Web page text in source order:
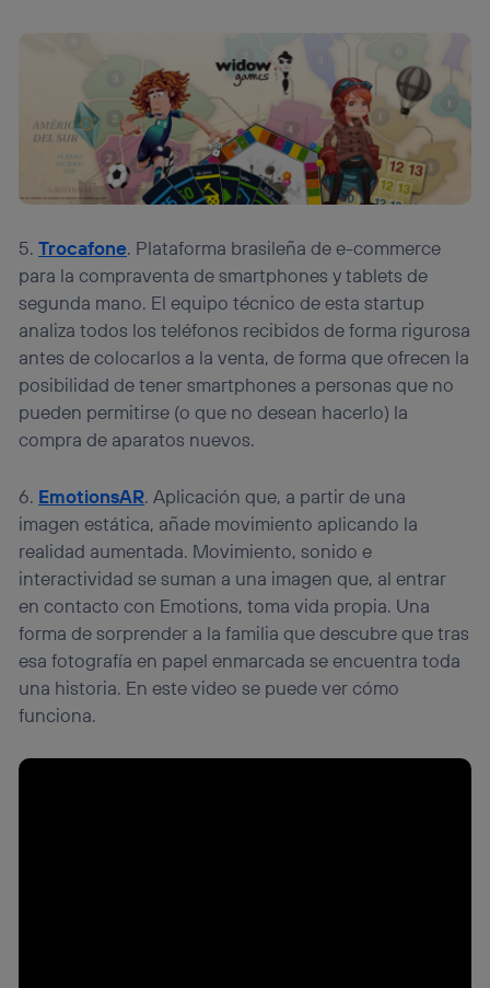
5.Trocafone. Plataforma brasileña de e-commerce
para la compraventa de smartphones y tablets de
segunda mano. El equipo técnico de esta startup
analiza todos los teléfonos recibidos de forma rigurosa
antes de colocarlos a la venta, de forma que ofrecen la
posibilidad de tener smartphones a personas que no
pueden permitirse (o que no desean hacerlo) la
compra de aparatos nuevos.
6. EmotionsAR. Aplicación que, a partir de una
imagen estática, añade movimiento aplicando la
realidad aumentada. Movimiento, sonido e
interactividad se suman a una imagen que, al entrar
en contacto con Emotions, toma vida propia. Una
forma de sorprender a la familia que descubre que tras
esa fotografía en papel enmarcada se encuentra toda
una historia. En este video se puede ver cómo
funciona.